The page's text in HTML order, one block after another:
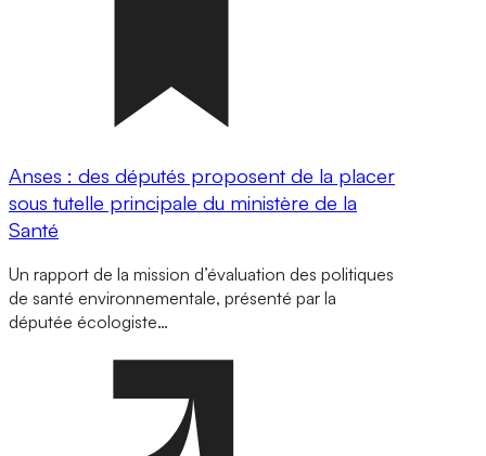
Anses : des députés proposent de la placer
sous tutelle principale du ministère de la
Santé
Un rapport de la mission d’évaluation des politiques
de santé environnementale, présenté par la
députée écologiste…